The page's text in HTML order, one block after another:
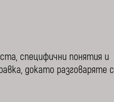
специфични понятия и
докато разговаряте с